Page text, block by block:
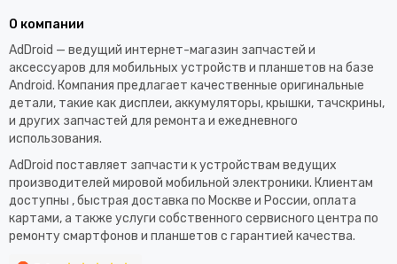
О компании
AdDroid — ведущий интернет-магазин запчастей и
аксессуаров для мобильных устройств и планшетов на базе
Android. Компания предлагает качественные оригинальные
детали, такие как дисплеи, аккумуляторы, крышки, тачскрины,
и других запчастей для ремонта и ежедневного
использования.​
AdDroid поставляет запчасти к устройствам ведущих
производителей мировой мобильной электроники. Клиентам
доступны , быстрая доставка по Москве и России, оплата
картами, а также услуги собственного сервисного центра по
ремонту смартфонов и планшетов с гарантией качества.